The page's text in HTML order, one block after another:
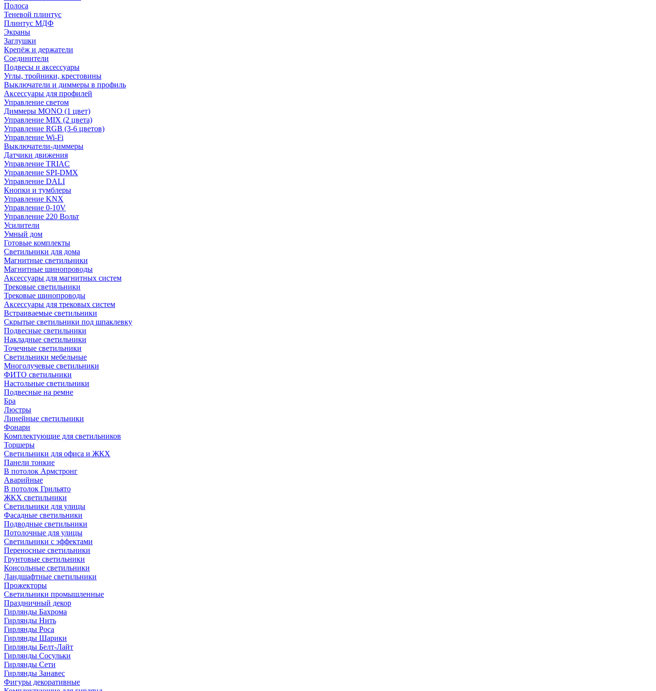
Полоса
Теневой плинтус
Плинтус МДФ
Экраны
Заглушки
Крепёж и держатели
Соединители
Подвесы и аксессуары
Углы, тройники, крестовины
Выключатели и диммеры в профиль
Аксессуары для профилей
Управление светом
Диммеры MONO (1 цвет)
Управление MIX (2 цвета)
Управление RGB (3-6 цветов)
Управление Wi-Fi
Выключатели-диммеры
Датчики движения
Управление TRIAC
Управление SPI-DMX
Управление DALI
Кнопки и тумблеры
Управление KNX
Управление 0-10V
Управление 220 Вольт
Усилители
Умный дом
Готовые комплекты
Светильники для дома
Магнитные светильники
Магнитные шинопроводы
Аксессуары для магнитных систем
Трековые светильники
Трековые шинопроводы
Аксессуары для трековых систем
Встраиваемые светильники
Скрытые светильники под шпаклевку
Подвесные светильники
Накладные светильники
Точечные светильники
Светильники мебельные
Многолучевые светильники
ФИТО светильники
Настольные светильники
Подвесные на ремне
Бра
Люстры
Линейные светильники
Фонари
Комплектующие для светильников
Торшеры
Светильники для офиса и ЖКХ
Панели тонкие
В потолок Армстронг
Аварийные
В потолок Грильято
ЖКХ светильники
Светильники для улицы
Фасадные светильники
Подводные светильники
Потолочные для улицы
Светильники с эффектами
Переносные светильники
Грунтовые светильники
Консольные светильники
Ландшафтные светильники
Прожекторы
Светильники промышленные
Праздничный декор
Гирлянды Бахрома
Гирлянды Нить
Гирлянды Роса
Гирлянды Шарики
Гирлянды Белт-Лайт
Гирлянды Сосульки
Гирлянды Сети
Гирлянды Занавес
Фигуры декоративные